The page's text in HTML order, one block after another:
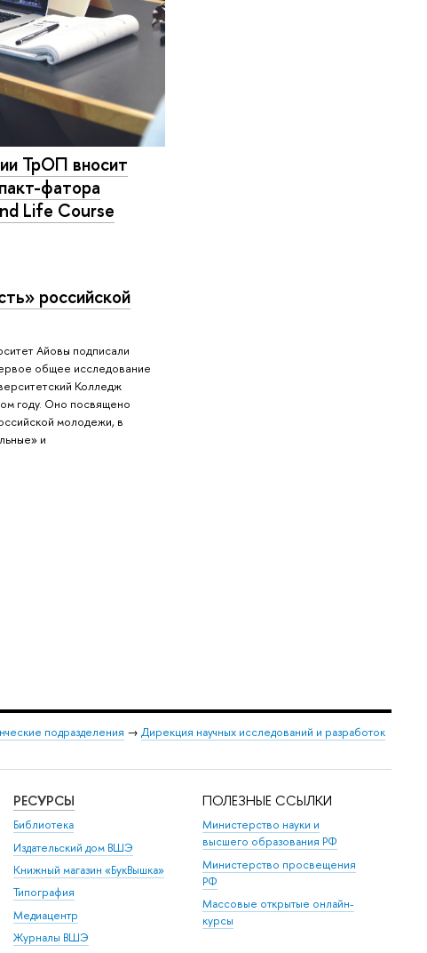
ТрОП вносит
фатора
Life Course
российской
Айовы подписали
общее исследование
Колледж
году. Оно посвящено
молодежи, в
и
подразделения → Дирекция научных исследований и разработок
РЕСУРСЫ
Библиотека
Издательский дом ВШЭ
Книжный магазин «БукВышка»
Типография
Медиацентр
Журналы ВШЭ
ПОЛЕЗНЫЕ ССЫЛКИ
Министерство науки и
высшего образования РФ
Министерство просвещения
РФ
Массовые открытые онлайн-
курсы